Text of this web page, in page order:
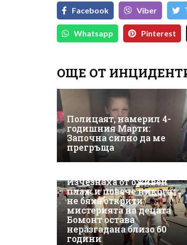
Facebook Viber
Whatsapp Pinterest
ОЩЕ ОТ
Полицаят, намерил 4-
годишния Марти:
Започна силно да ме
прегръща
Изчезнаха от оживен
плаж и повече никога
не бяха открити:
мистерията на децата
Бомонт остава
неразгадана близо 60
години